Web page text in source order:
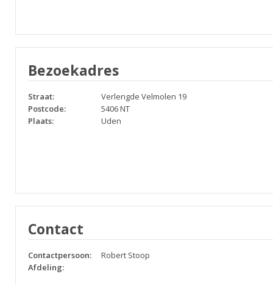
Bezoekadres
Straat:
Verlengde Velmolen 19
Postcode:
5406 NT
Plaats:
Uden
Contact
Contactpersoon:
Robert Stoop
Afdeling: